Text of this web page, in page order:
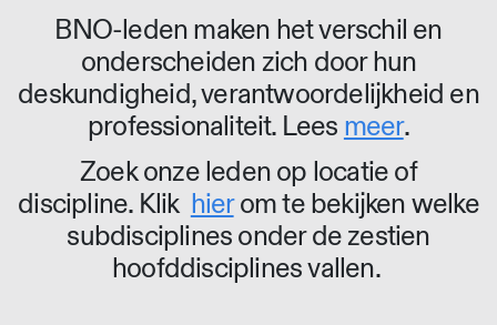
BNO-leden maken het verschil en
onderscheiden zich door hun
deskundigheid, verantwoordelijkheid en
professionaliteit. Lees meer.
Zoek onze leden op locatie of
discipline. Klik hierom te bekijken welke
subdisciplines onder de zestien
hoofddisciplines vallen.